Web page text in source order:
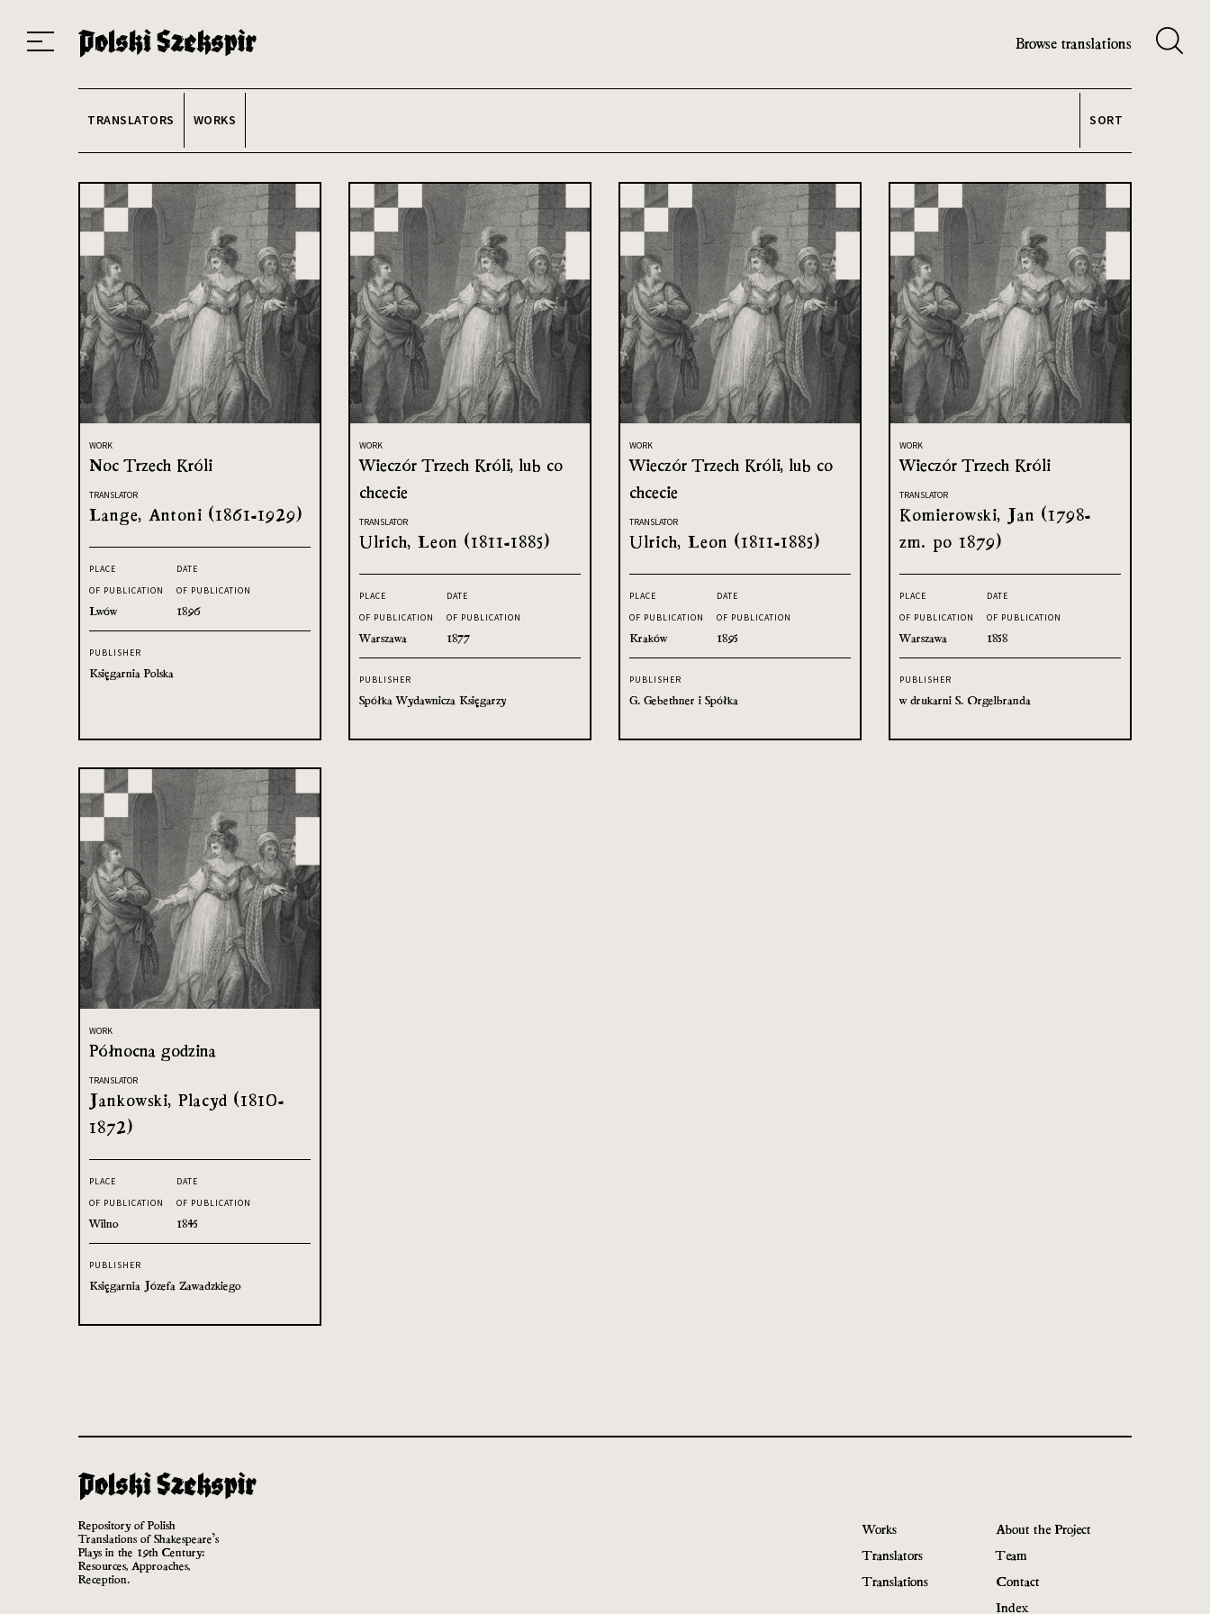
Browse translations
TRANSLATORS WORKS SORT
WORK
Noc Trzech Króli
TRANSLATOR
Lange, Antoni (1861-1929)
PLACE
OF PUBLICATION
Lwów
DATE
OF PUBLICATION
1896
PUBLISHER
Księgarnia Polska
WORK
Wieczór Trzech Króli, lub co
chcecie
TRANSLATOR
Ulrich, Leon (1811-1885)
PLACE
OF PUBLICATION
Warszawa
DATE
OF PUBLICATION
1877
PUBLISHER
Spółka Wydawnicza Księgarzy
WORK
Wieczór Trzech Króli, lub co
chcecie
TRANSLATOR
Ulrich, Leon (1811-1885)
PLACE
OF PUBLICATION
Kraków
DATE
OF PUBLICATION
1895
PUBLISHER
G. Gebethner i Spółka
WORK
Wieczór Trzech Króli
TRANSLATOR
Komierowski, Jan (1798-
zm. po 1879)
PLACE
OF PUBLICATION
Warszawa
DATE
OF PUBLICATION
1858
PUBLISHER
w drukarni S. Orgelbranda
WORK
Północna godzina
TRANSLATOR
Jankowski, Placyd (1810-
1872)
PLACE
OF PUBLICATION
Wilno
DATE
OF PUBLICATION
1845
PUBLISHER
Księgarnia Józefa Zawadzkiego
Repository of Polish
Translations of Shakespeare’s
Plays in the 19th Century:
Resources, Approaches,
Reception.
Works
Translators
Translations
About the Project
Team
Contact
Index